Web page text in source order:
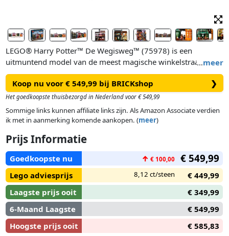
…meer
LEGO® Harry Potter™ De Wegisweg™ (75978) is een
uitmuntend model van de meest magische winkelstraat van
Londen voor fans van de Harry Potter films van 16 jaar en
ouder.
Dit indrukwekkende model is meer dan een meter breed en
weet de schaal en sfeer van de levendige straat vol magische
Achter de prachtige gevels gaan fascinerende interieurs,
leuke functies en bekende personages verborgen. Bekijk alle
toverstokken in Olivanders™; neem een kijkje bij de
signeersessie van Gladianus Smalhart in boekhandel Klieder
& Vlek™; sla wat liefdesdrankjes in bij de Tovertweelings
Topfopshop™ en bestudeer alle producten en snuisterijen bij
Scribbulus™ Schrijfwaren, Zwik & Zwachtels
Zwerkbalpaleis™, Florian Fanieljes IJssalon en de
Ochtendprofeet™.
Koop nu voor € 549,99 bij BRICKshop ❯
Het goedkoopste thuisbezorgd in Nederland voor € 549,99
Sommige links kunnen affiliate links zijn. Als Amazon Associate verdien
ik met in aanmerking komende aankopen. (meer)
Prijs Informatie
Goedkoopste nu ↑ € 100,00 € 549,99
Lego adviesprijs 8,12 ct/steen
€ 449,99
Laagste prijs ooit
€ 349,99
6-Maand Laagste
€ 549,99
Hoogste prijs ooit
€ 585,83